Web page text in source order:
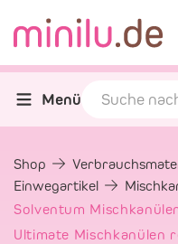
Menü
Shop
Einwegartikel
Solventum
Ultimate Mischkanülen